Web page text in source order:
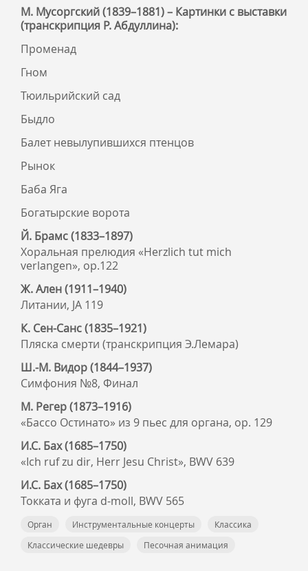
М. Мусоргский (1839–1881) – Картинки с выставки
(транскрипция Р. Абдуллина):
Променад
Гном
Тюильрийский сад
Быдло
Балет невылупившихся птенцов
Рынок
Баба Яга
Богатырские ворота
Й. Брамс (1833–1897)
Хоральная прелюдия «Herzlich tut mich
verlangen», op.122
Ж. Ален (1911–1940)
Литании, JA 119
К. Сен-Санс (1835–1921)
Пляска смерти (транскрипция Э.Лемара)
Ш.-М. Видор (1844–1937)
Симфония №8, Финал
М. Регер (1873–1916)
«Бассо Остинато» из 9 пьес для органа, op. 129
И.С. Бах (1685–1750)
«Ich ruf zu dir, Herr Jesu Christ», BWV 639
И.С. Бах (1685–1750)
Токката и фуга d-moll, BWV 565
Орган Инструментальные концерты
Классика
Классические шедевры
Песочная анимация